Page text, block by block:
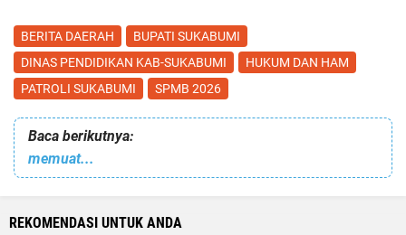
BERITA DAERAH
BUPATI SUKABUMI
DINAS PENDIDIKAN KAB-SUKABUMI
HUKUM DAN HAM
PATROLI SUKABUMI
SPMB 2026
Baca berikutnya:
memuat...
REKOMENDASI UNTUK ANDA